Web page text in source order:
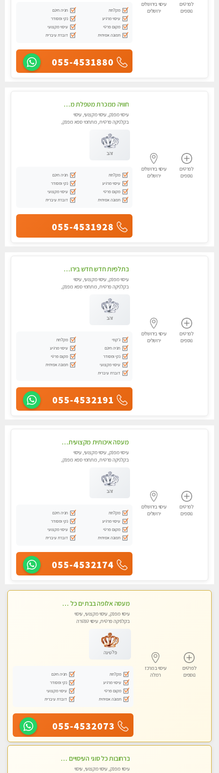
לפרטים
נוספים
עיסוי בירושלים
ירושלים
מקלחת
חניה חינם
עיסוי מרגיע
נקי ומסודר
מקום פרטי
עיסוי מקצועי
תמונה אמיתית
דוברת עיברית
055-4531880
לפרטים
נוספים
עיסוי בירושלים
ירושלים
חוויה ממכרת מטפלת מהממת לעיסוי טנטרי המשלב בתוכו טכניקות רבות מעולם המזרח.צימר עבר חיטוי
עיסוי מפנק, עיסוי מקצועי, עיסוי
בקלניקה פרטית, מתחמי ספא מפנק,
זהב
מקלחת
חניה חינם
עיסוי מרגיע
נקי ומסודר
מקום פרטי
עיסוי מקצועי
תמונה אמיתית
דוברת עיברית
055-4531928
לפרטים
נוספים
עיסוי בירושלים
ירושלים
בתלפיות חדש חדש בירושלים- לעיסוי מפנק הכולל עיסוי טנטרי על כורסאות טנטרה ועיסוי בג'קוזי .
עיסוי מפנק, עיסוי מקצועי, עיסוי
בקלניקה פרטית, מתחמי ספא מפנק,
זהב
ג'קוזי
מקלחת
חניה חינם
עיסוי מרגיע
נקי ומסודר
מקום פרטי
עיסוי מקצועי
תמונה אמיתית
דוברת עיברית
055-4532191
לפרטים
נוספים
עיסוי בירושלים
ירושלים
מעסה איכותית מקצועית ומפנקת בירושלים .מומלץ!!
עיסוי מפנק, עיסוי מקצועי, עיסוי
בקלניקה פרטית, מתחמי ספא מפנק,
זהב
מקלחת
חניה חינם
עיסוי מרגיע
נקי ומסודר
מקום פרטי
עיסוי מקצועי
תמונה אמיתית
דוברת עיברית
055-4532174
לפרטים
נוספים
עיסוי במרכז
רמלה
מעסה אלופה בבת ים כל סוגי העיסויים מעסה מקצועית ואיכותית פרטי!! Highly recommended
עיסוי מפנק, עיסוי מקצועי, עיסוי
בקלניקה פרטית, עיסוי טנטרה
פלטינה
מקלחת
חניה חינם
עיסוי מרגיע
נקי ומסודר
מקום פרטי
עיסוי מקצועי
תמונה אמיתית
דוברת עיברית
055-4532073
ברחובות כל סוגי העיסויים מעסה מקצועית ואיכותית פרטי!!!
עיסוי מפנק, עיסוי מקצועי, עיסוי